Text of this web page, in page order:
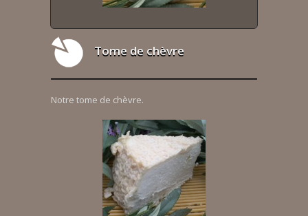
Tome de chèvre
Notre tome de chèvre.